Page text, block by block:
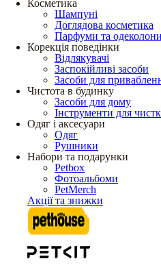
Косметика
Шампуні
Доглядова косметика
Парфуми та одеколони
Корекція поведінки
Відлякувачі
Заспокійливі засоби
Засоби для
Чистота в будинку
Засоби для дому
Інструменти для
Одяг і аксесуари
Одяг
Рушники
Набори та подарунки
Petbox
Фотоальбоми
PetMerch
Акції та знижки